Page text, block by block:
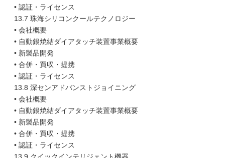
• 認証・ライセンス
13.7 珠海シリコンクールテクノロジー
• 会社概要
• 自動銀焼結ダイアタッチ装置事業概要
• 新製品開発
• 合併・買収・提携
• 認証・ライセンス
13.8 深センアドバンストジョイニング
• 会社概要
• 自動銀焼結ダイアタッチ装置事業概要
• 新製品開発
• 合併・買収・提携
• 認証・ライセンス